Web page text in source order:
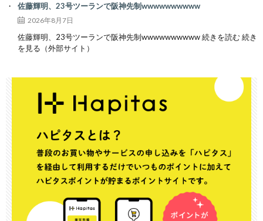
佐藤輝明、23号ツーランで阪神先制wwwwwwwwww
2026年8月7日
佐藤輝明、23号ツーランで阪神先制wwwwwwwwww 続きを読む 続き
を見る（外部サイト）